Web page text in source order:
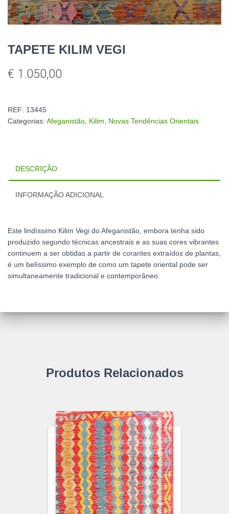
TAPETE KILIM VEGI
€ 1.050,00
REF: 13445
Categorias: Afeganistão, Kilim, Novas Tendências Orientais
DESCRIÇÃO
INFORMAÇÃO ADICIONAL
Este lindíssimo Kilim Vegi do Afeganistão, embora tenha sido
produzido segundo técnicas ancestrais e as suas cores vibrantes
continuem a ser obtidas a partir de corantes extraídos de plantas,
é um belíssimo exemplo de como um tapete oriental pode ser
simultaneamente tradicional e contemporâneo.
Produtos Relacionados